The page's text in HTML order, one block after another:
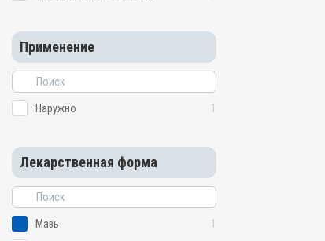
Применение
Наружно 1
Лекарственная форма
Мазь 1